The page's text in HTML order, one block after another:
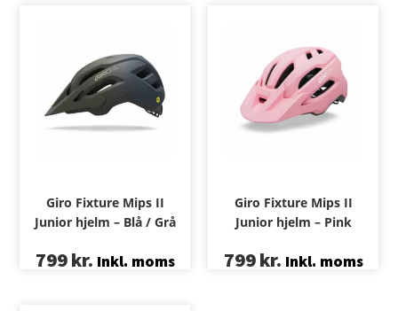
Giro Fixture Mips II
Junior hjelm – Blå / Grå
799kr. Inkl. moms
Giro Fixture Mips II
Junior hjelm – Pink
799kr. Inkl. moms